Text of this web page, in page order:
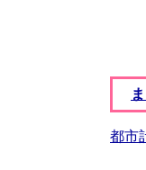
都市